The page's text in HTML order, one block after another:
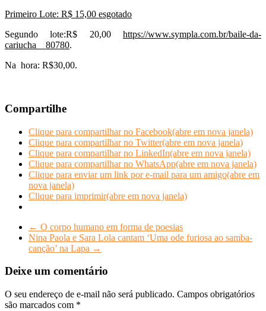
Primeiro Lote: R$ 15,00 esgotado
Segundo lote:R$ 20,00 https://www.sympla.com.br/baile-da-
cariucha__80780.
Na hora: R$30,00.
Compartilhe
Clique para compartilhar no Facebook(abre em nova janela)
Clique para compartilhar no Twitter(abre em nova janela)
Clique para compartilhar no LinkedIn(abre em nova janela)
Clique para compartilhar no WhatsApp(abre em nova janela)
Clique para enviar um link por e-mail para um amigo(abre em
nova janela)
Clique para imprimir(abre em nova janela)
← O corpo humano em forma de poesias
Nina Paola e Sara Lola cantam ‘Uma ode furiosa ao samba-
canção’ na Lapa →
Deixe um comentário
O seu endereço de e-mail não será publicado. Campos obrigatórios
são marcados com *